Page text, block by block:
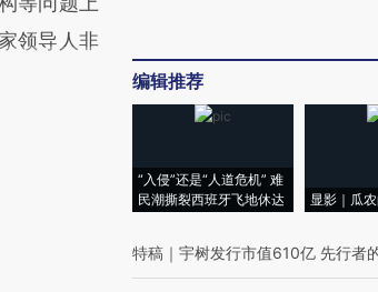
领导人非
编辑推荐
“入侵”还是“人道危机” 难
民潮撕裂西班牙飞地休达
显影｜瓜
特稿 ｜ 宇树发行市值610亿 先行者